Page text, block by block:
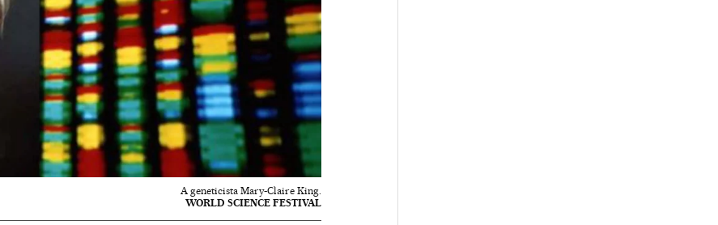
A geneticista Mary-Claire King.
WORLD SCIENCE FESTIVAL